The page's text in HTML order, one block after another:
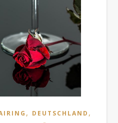
, DEUTSCHLAND ,